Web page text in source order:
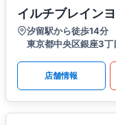
イルチブレイン
汐留駅から徒歩14分
東京都中央区銀座3
店舗情報